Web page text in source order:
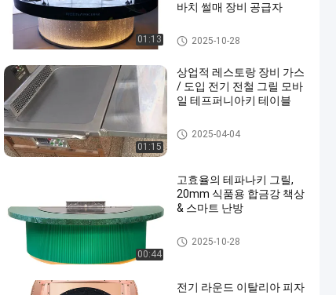
01:13
바치 썰매 장비 공급자
테프퍼니아키 그릴 표
2025-10-28
01:15
상업적 레스토랑 장비 가스
/ 도입 전기 전철 그릴 모바
일 테프퍼니아키 테이블
테프퍼니아키 그릴 표
2025-04-04
00:44
고효율의 테파나키 그릴,
20mm 식품용 합금강 책상
& 스마트 난방
테프퍼니아키 그릴 표
2025-10-28
전기 라운드 이탈리아 피자